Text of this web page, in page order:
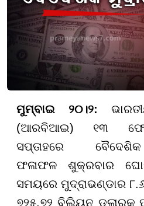
ମୁମ୍ବାଇ ୨୦।୨:
(ଆରବିଆଇ) ୧୩
ସପ୍ତାହରେ
ଫଳାଫଳ ଶୁକ୍ରବାର
ସମୟରେ ମୁଦ୍ରାଭଣ୍ଡାର
୭୨୫.୭୨ ବିଲିୟନ ଡଲାରକୁ